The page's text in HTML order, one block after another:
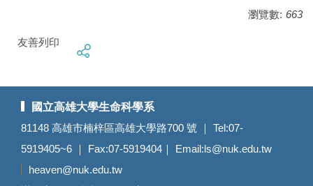
瀏覽數: 663
友善列印
國立高雄大學生命科學系
81148 高雄市楠梓區高雄大學路700 號 ｜ Tel:07-
5919405~6 ｜ Fax:07-5919404｜ Email:ls@nuk.edu.tw
heaven@nuk.edu.tw